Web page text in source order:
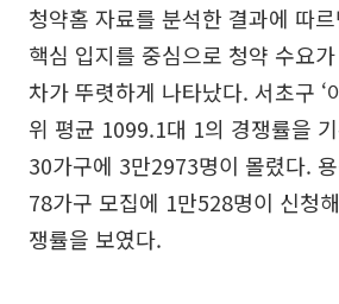
청약홈 자료를 분석한 결과에 따
핵심 입지를 중심으로 청약 수요
차가 뚜렷하게 나타났다. 서초구 ‘
위 평균 1099.1대 1의 경쟁률을
30가구에 3만2973명이 몰렸다. 용
78가구 모집에 1만528명이 신청
쟁률을 보였다.